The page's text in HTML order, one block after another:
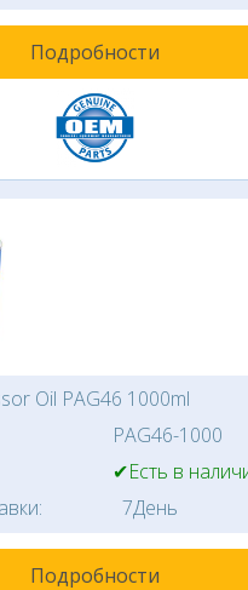
Подробности
Oil PAG46 1000ml
PAG46-1000
✔Есть в
7День
Подробности